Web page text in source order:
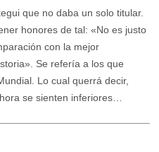
que no daba un solo titular.
honores de tal: «No es justo
con la mejor
Se refería a los que
Lo cual querrá decir,
se sienten inferiores…